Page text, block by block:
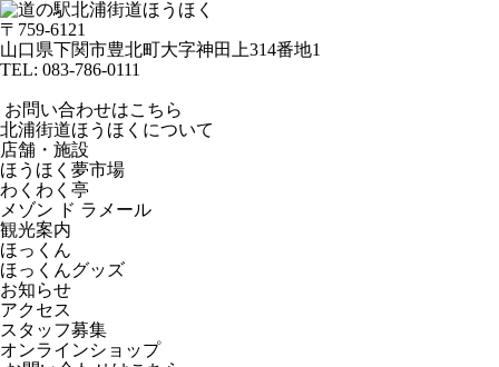
〒759-6121
山口県下関市豊北町大字神田上314番地1
TEL: 083-786-0111
お問い合わせはこちら
北浦街道ほうほくについて
店舗・施設
ほうほく夢市場
わくわく亭
メゾン ド ラメール
観光案内
ほっくん
ほっくんグッズ
お知らせ
アクセス
スタッフ募集
オンラインショップ